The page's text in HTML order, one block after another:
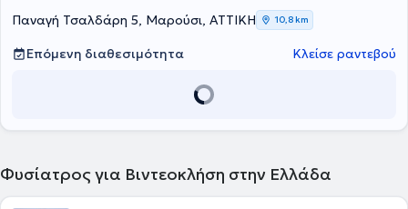
Παναγή Τσαλδάρη 5, Μαρούσι, ΑΤΤΙΚΗ 10,8 km
Επόμενη διαθεσιμότητα Κλείσε ραντεβού
Φυσίατρος για Βιντεοκλήση στην Ελλάδα